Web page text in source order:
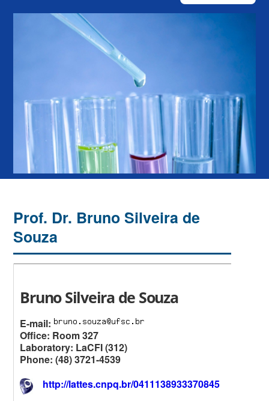
Prof. Dr. Bruno Silveira de
Souza
Bruno Silveira de Souza
E-mail:
Office: Room 327
Laboratory: LaCFI (312)
Phone: (48) 3721-4539
http://lattes.cnpq.br/0411138933370845